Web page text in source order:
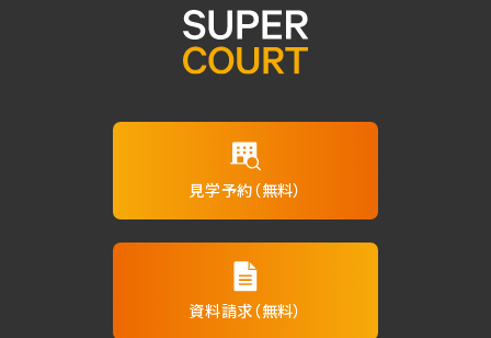
見学予約（無料）
資料請求（無料）